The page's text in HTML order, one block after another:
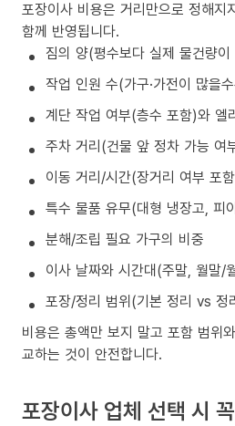
포장이사 비용은 거리만으로 정해지
함께 반영됩니다.
짐의 양(평수보다 실제 물건량
작업 인원 수(가구·가전이 많을
계단 작업 여부(층수 포함)와 엘
주차 거리(건물 앞 정차 가능 여
이동 거리/시간(장거리 여부 포
특수 물품 유무(대형 냉장고, 피
분해/조립 필요 가구의 비중
이사 날짜와 시간대(주말, 월말/
포장/정리 범위(기본 정리 vs 정
비용은 총액만 보지 말고 포함 범위
교하는 것이 안전합니다.
포장이사 업체 선택 시